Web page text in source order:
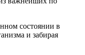
состоянии в
и забирая